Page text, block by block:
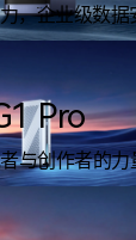
，企业级数据
Pro
与创作者的力